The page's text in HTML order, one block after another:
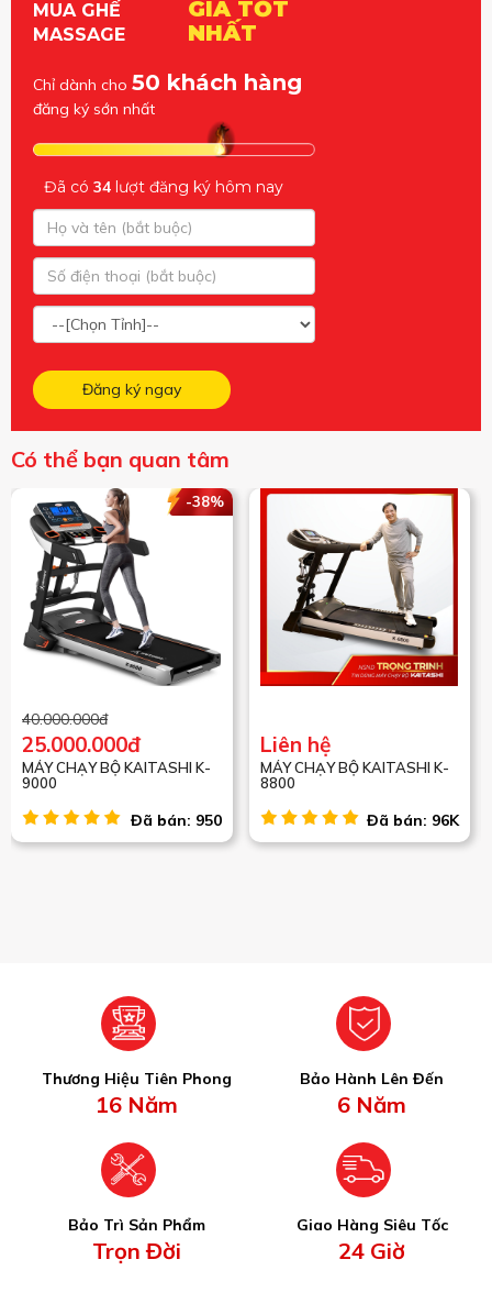
MUA GHẾ
MASSAGE
GIÁ TỐT
NHẤT
Chỉ dành cho 50 khách hàng
đăng ký sớn nhất
Đã có 34 lượt đăng ký hôm nay
Đăng ký ngay
Có thể bạn quan tâm
-38%
40.000.000đ
25.000.000đ
MÁY CHẠY BỘ KAITASHI K-
9000
Đã bán: 950
Liên hệ
MÁY CHẠY BỘ KAITASHI K-
8800
Đã bán: 96K
Thương Hiệu Tiên Phong
16 Năm
Bảo Hành Lên Đến
6 Năm
Bảo Trì Sản Phẩm
Trọn Đời
Giao Hàng Siêu Tốc
24 Giờ